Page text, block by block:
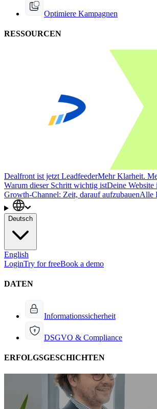
Optimiere Kampagnen
RESSOURCEN
Dealfront ist jetzt LeadfeederMehr Klarheit.
Warum dieser Schritt wichtig istDeine Website
Growth-Channel: Zeit, darauf aufzubauenAlle
Deutsch
English
LoginTry for freeBook a demo
DATEN
Informationssicherheit
DSGVO & Compliance
ERFOLGSGESCHICHTEN